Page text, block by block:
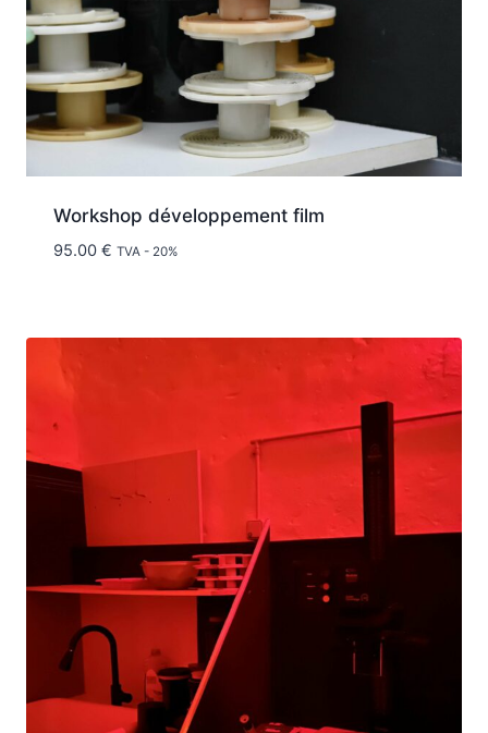
Workshop développement film
95.00 € TVA - 20%